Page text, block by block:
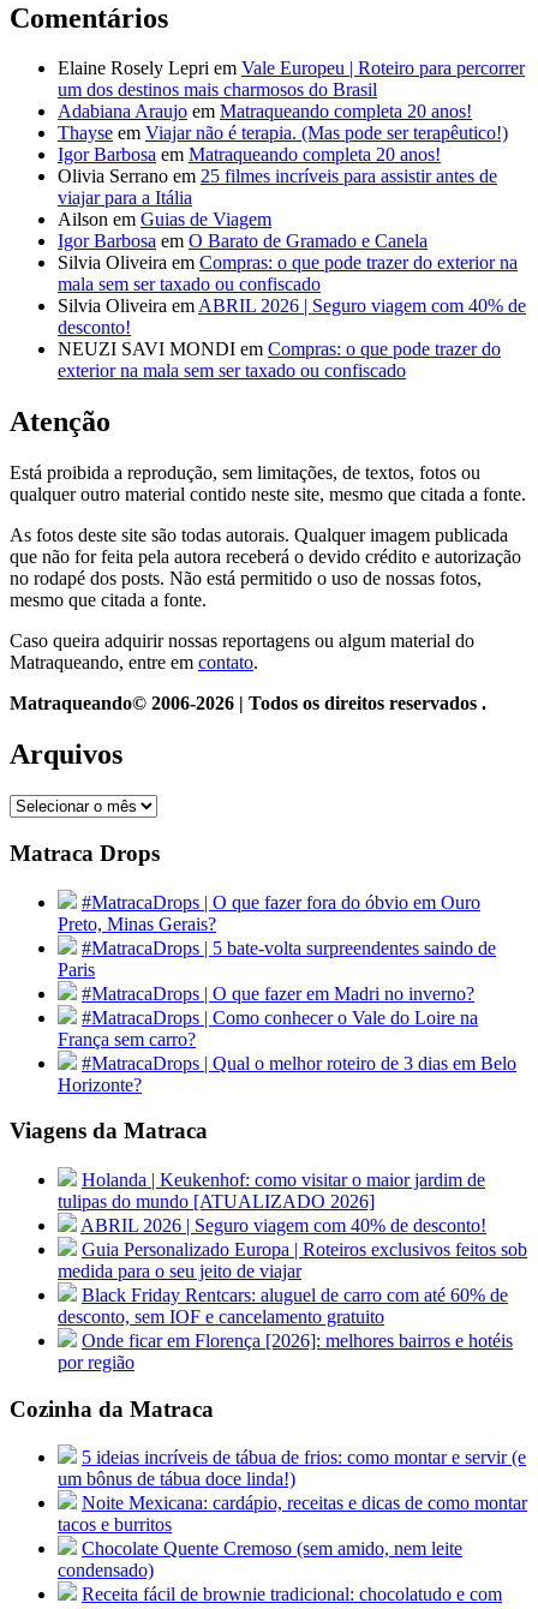
Comentários
Elaine Rosely Lepri em Vale Europeu | Roteiro para percorrer
um dos destinos mais charmosos do Brasil
Adabiana Araujo em Matraqueando completa 20 anos!
Thayse em Viajar não é terapia. (Mas pode ser terapêutico!)
Igor Barbosa em Matraqueando completa 20 anos!
Olivia Serrano em 25 filmes incríveis para assistir antes de
viajar para a Itália
Ailson em Guias de Viagem
Igor Barbosa em O Barato de Gramado e Canela
Silvia Oliveira em Compras: o que pode trazer do exterior na
mala sem ser taxado ou confiscado
Silvia Oliveira emABRIL 2026 | Seguro viagem com 40% de
desconto!
NEUZI SAVI MONDI em Compras: o que pode trazer do
exterior na mala sem ser taxado ou confiscado
Atenção
Está proibida a reprodução, sem limitações, de textos, fotos ou
qualquer outro material contido neste site, mesmo que citada a fonte.
As fotos deste site são todas autorais. Qualquer imagem publicada
que não for feita pela autora receberá o devido crédito e autorização
no rodapé dos posts. Não está permitido o uso de nossas fotos,
mesmo que citada a fonte.
Caso queira adquirir nossas reportagens ou algum material do
Matraqueando, entre em contato.
Matraqueando© 2006-2026 | Todos os direitos reservados .
Arquivos
Arquivos
Matraca Drops
#MatracaDrops | O que fazer fora do óbvio em Ouro
Preto, Minas Gerais?
#MatracaDrops | 5 bate-volta surpreendentes saindo de
Paris
#MatracaDrops | O que fazer em Madri no inverno?
#MatracaDrops | Como conhecer o Vale do Loire na
França sem carro?
#MatracaDrops | Qual o melhor roteiro de 3 dias em Belo
Horizonte?
Viagens da Matraca
Holanda | Keukenhof: como visitar o maior jardim de
tulipas do mundo [ATUALIZADO 2026]
ABRIL 2026 | Seguro viagem com 40% de desconto!
Guia Personalizado Europa | Roteiros exclusivos feitos sob
medida para o seu jeito de viajar
Black Friday Rentcars: aluguel de carro com até 60% de
desconto, sem IOF e cancelamento gratuito
Onde ficar em Florença [2026]: melhores bairros e hotéis
por região
Cozinha da Matraca
5 ideias incríveis de tábua de frios: como montar e servir (e
um bônus de tábua doce linda!)
Noite Mexicana: cardápio, receitas e dicas de como montar
tacos e burritos
Chocolate Quente Cremoso (sem amido, nem leite
condensado)
Receita fácil de brownie tradicional: chocolatudo e com